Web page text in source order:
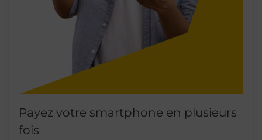
Payez votre smartphone en plusieurs
fois